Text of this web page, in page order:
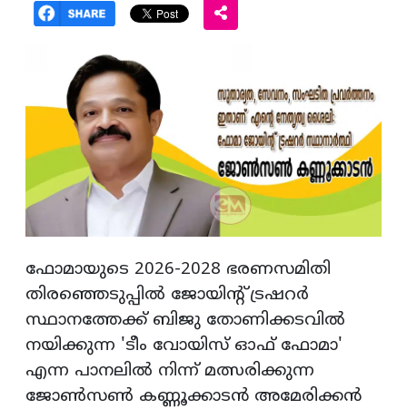
ഫോമായുടെ 2026-2028 ഭരണസമിതി
തിരഞ്ഞെടുപ്പിൽ ജോയിന്റ് ട്രഷറർ
സ്ഥാനത്തേക്ക് ബിജു തോണിക്കടവിൽ
നയിക്കുന്ന 'ടീം വോയിസ് ഓഫ് ഫോമാ'
എന്ന പാനലിൽ നിന്ന് മത്സരിക്കുന്ന
ജോൺസൺ കണ്ണൂക്കാടൻ അമേരിക്കൻ